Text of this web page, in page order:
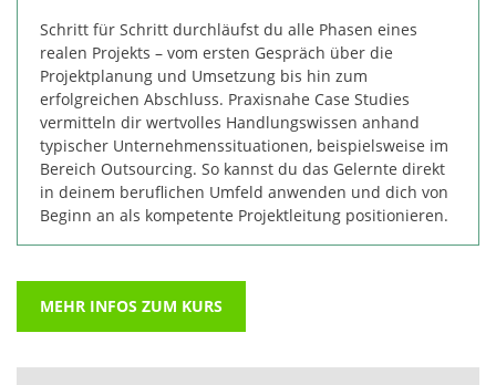
Schritt für Schritt durchläufst du alle Phasen eines
realen Projekts – vom ersten Gespräch über die
Projektplanung und Umsetzung bis hin zum
erfolgreichen Abschluss. Praxisnahe Case Studies
vermitteln dir wertvolles Handlungswissen anhand
typischer Unternehmenssituationen, beispielsweise im
Bereich Outsourcing. So kannst du das Gelernte direkt
in deinem beruflichen Umfeld anwenden und dich von
Beginn an als kompetente Projektleitung positionieren.
MEHR INFOS ZUM KURS